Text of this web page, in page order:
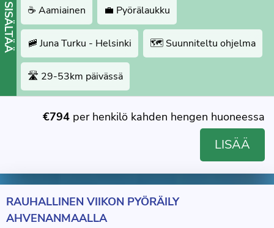
SISÄLTÄÄ ☕️ Aamiainen 💼 Pyörälaukku
🚞 Juna Turku - Helsinki 🗺 Suunniteltu ohjelma
🛣 29-53km päivässä
€794 per henkilö kahden hengen huoneessa
LISÄÄ
RAUHALLINEN VIIKON PYÖRÄILY
AHVENANMAALLA